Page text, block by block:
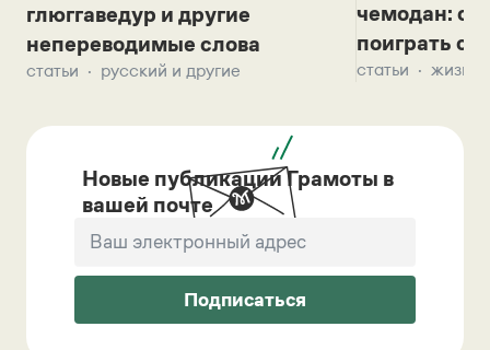
глюггаведур и другие
непереводимые слова
статьи русский и другие
чемодан:
поиграть с
статьи жизнь
Новые публикации Грамоты в
вашей почте
Подписаться